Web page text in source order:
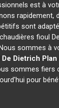
est à
sont
fioul
sommes à
Dietrich
sommes fiers
pour